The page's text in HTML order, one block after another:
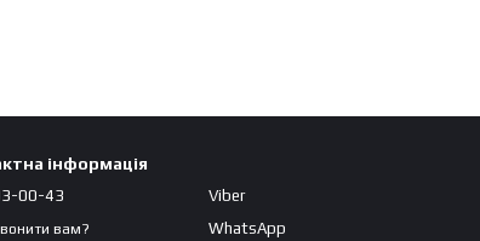
інформація
00-43
вам?
Viber
WhatsApp